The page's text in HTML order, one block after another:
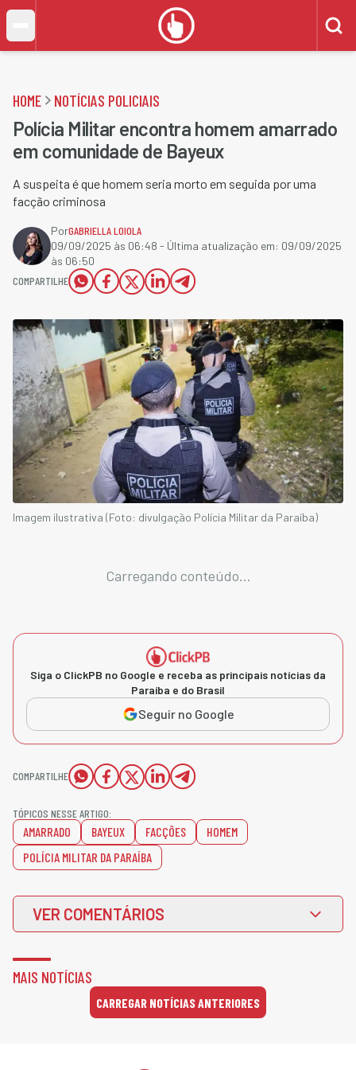
HOME NOTÍCIAS POLICIAIS
Polícia Militar encontra homem amarrado
em comunidade de Bayeux
A suspeita é que homem seria morto em seguida por uma
facção criminosa
PorGABRIELLA LOIOLA
09/09/2025 às 06:48 - Última atualização em: 09/09/2025
às 06:50
COMPARTILHE
Imagem ilustrativa (Foto: divulgação Polícia Militar da Paraíba)
Carregando conteúdo...
Siga o ClickPB no Google e receba as principais notícias da
Paraíba e do Brasil
Seguir no Google
COMPARTILHE
TÓPICOS NESSE ARTIGO:
AMARRADO BAYEUX FACÇÕES
HOMEM
POLÍCIA MILITAR DA PARAÍBA
VER COMENTÁRIOS
MAIS NOTÍCIAS
CARREGAR NOTÍCIAS ANTERIORES